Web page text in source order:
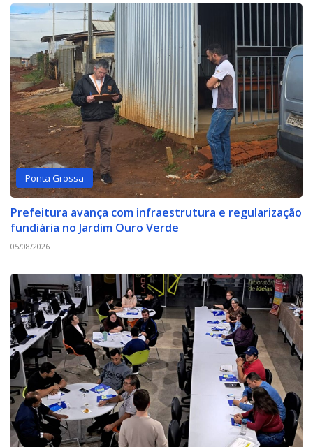
Ponta Grossa
Prefeitura avança com infraestrutura e regularização
fundiária no Jardim Ouro Verde
05/08/2026